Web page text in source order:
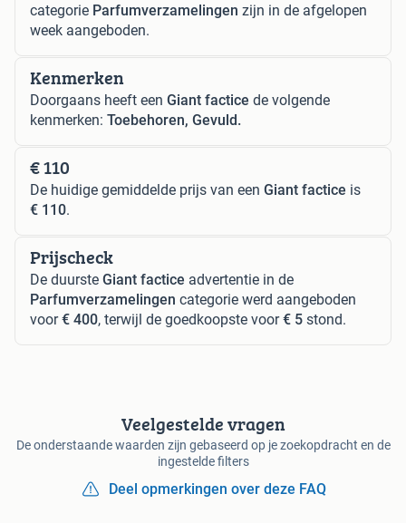
categorie Parfumverzamelingen zijn in de afgelopen
week aangeboden.
Kenmerken
Doorgaans heeft een Giant factice de volgende
kenmerken: Toebehoren, Gevuld.
€ 110
De huidige gemiddelde prijs van een Giant factice is
€ 110.
Prijscheck
De duurste Giant factice advertentie in de
Parfumverzamelingen categorie werd aangeboden
voor€ 400, terwijl de goedkoopste voor€ 5 stond.
Veelgestelde vragen
De onderstaande waarden zijn gebaseerd op je zoekopdracht en de
ingestelde filters
Deel opmerkingen over deze FAQ